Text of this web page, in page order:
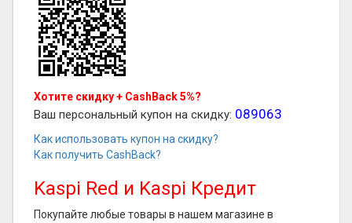
Хотите скидку + CashBack 5%?
Ваш персональный купон на скидку: 089063
Как использовать купон на скидку?
Как получить CashBack?
Kaspi Red и Kaspi Кредит
Покупайте любые товары в нашем магазине в